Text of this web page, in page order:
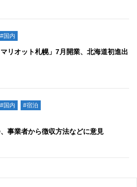
#国内
リオット札幌」7月開業、北海道初進出
#国内 #宿泊
事業者から徴収方法などに意見